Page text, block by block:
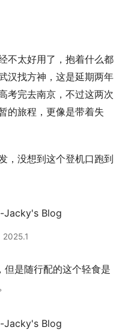
不太好用了，抱着什么都
汉找方神，这是延期两年
考完去南京，不过这两次
的旅程，更像是带着失
，没想到这个登机口跑到
2025.1
是随行配的这个轻食是